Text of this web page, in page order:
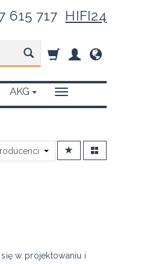
615 717 HIFI24
AKG
w projektowaniu i